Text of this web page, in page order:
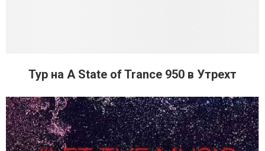
Тур на A State of Trance 950 в Утрехт